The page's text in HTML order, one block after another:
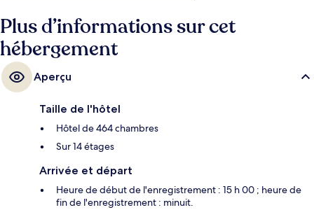
Plus d’informations sur cet
hébergement
Aperçu
Taille de l'hôtel
Hôtel de 464 chambres
Sur 14 étages
Arrivée et départ
Heure de début de l'enregistrement : 15 h 00 ; heure de
fin de l'enregistrement : minuit.